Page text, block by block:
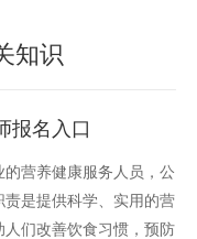
知识
报名入口
的营养健康服务人员，公
责是提供科学、实用的营
人们改善饮食习惯，预防